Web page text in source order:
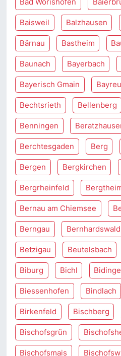
Bad Wörishofen
Baisweil Balzhausen
Bärnau Bastheim
Baunach Bayerbach
Bayerisch Gmain
Bechtsrieth Bellenberg
Benningen
Berchtesgaden Berg
Bergen Bergkirchen
Bergrheinfeld
Bernau am Chiemsee
Berngau Bernhardswald
Betzigau Beutelsbach
Biburg Bichl
Biessenhofen Bindlach
Birkenfeld Bischberg
Bischofsgrün
Bischofsmais